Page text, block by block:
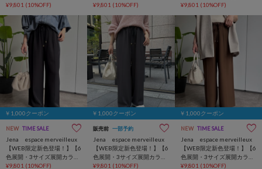
¥9,801 (10%OFF)
¥9,801 (10%OFF)
有】トロミイージーパンツ2
¥9,801 (10%OFF)
￥1,000クーポン
NEW TIME SALE
Jena espace merveilleux
【WEB限定新色登場！】【6
色展開・3サイズ展開カラー
有】トロミイージーパンツ2
¥9,801 (10%OFF)
￥1,000クーポン
販売前 一部予約
Jena espace merveilleux
【WEB限定新色登場！】【6
色展開・3サイズ展開カラー
有】トロミイージーパンツ2
¥9,801 (10%OFF)
￥1,000クーポン
NEW TIME SALE
Jena espace merveilleux
【WEB限定新色登場！】【6
色展開・3サイズ展開カラー
有】トロミイージーパンツ2
¥9,801 (10%OFF)